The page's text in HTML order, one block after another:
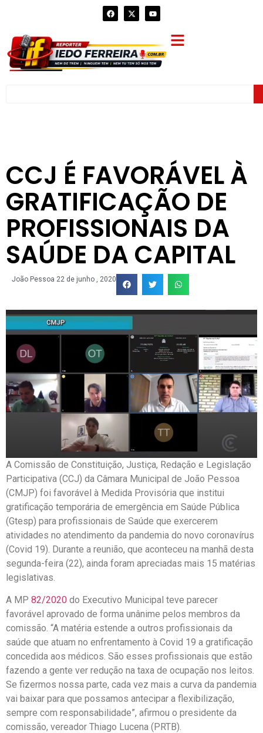
CCJ É FAVORÁVEL À
GRATIFICAÇÃO DE
PROFISSIONAIS DA
SAÚDE DA CAPITAL
João Pessoa 22 de junho , 2020
A Comissão de Constituição, Justiça, Redação e Legislação
Participativa (CCJ) da Câmara Municipal de João Pessoa
(CMJP) foi favorável à Medida Provisória que institui
gratificação temporária de emergência em Saúde Pública
(Gtesp) para profissionais de Saúde que exercerem
atividades no atendimento da pandemia do novo coronavírus
(Covid 19). Durante a reunião, que aconteceu na manhã desta
segunda-feira (22), ainda foram apreciadas mais 15 matérias
legislativas.
A MP 82/2020 do Executivo Municipal teve parecer
favorável aprovado de forma unânime pelos membros da
comissão. “A matéria estende a outros profissionais da
saúde que atuam no enfrentamento à Covid 19 a gratificação
concedida aos médicos. São esses profissionais que estão
fazendo a gente ver redução na taxa de ocupação nos leitos.
Se fizermos nossa parte, cada vez mais a curva da pandemia
vai baixar para que possamos antecipar a flexibilização,
sempre com responsabilidade”, afirmou o presidente da
comissão, vereador Thiago Lucena (PRTB).